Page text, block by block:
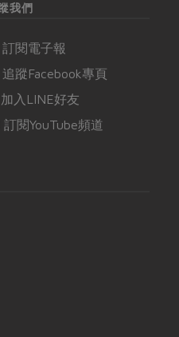
我們
訂閱電子報
追蹤Facebook專頁
加入LINE好友
訂閱YouTube頻道